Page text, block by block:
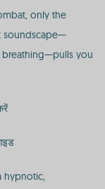
only the
soundscape—
breathing—pulls you
hypnotic,